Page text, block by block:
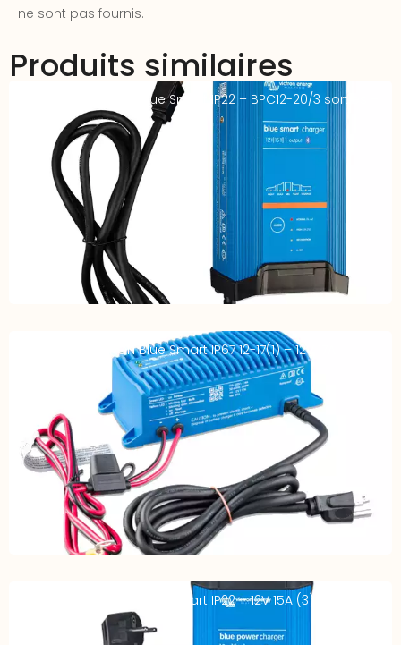
ne sont pas fournis.
Produits similaires
Chargeur VICTRON Blue Smart IP22 – BPC12-20/3 sorties –
Chargeur VICTRON Blue Smart IP67 12-17(1) – 12V 17A
Chargeur VICTRON Blue Smart IP22 – 12V 15A (3)